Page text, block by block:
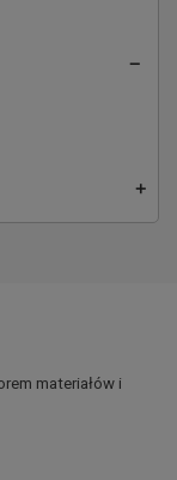
remove
add
materiałów i